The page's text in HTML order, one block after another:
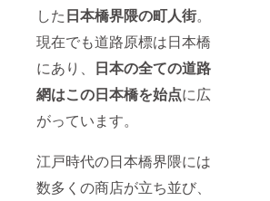
した日本橋界隈の町人街。
現在でも道路原標は日本橋
にあり、 日本の全ての道路
網はこの日本橋を始点に広
がっています。
江戸時代の日本橋界隈には
数多くの商店が立ち並び、